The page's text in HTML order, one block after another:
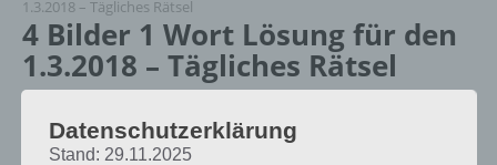
1.3.2018 – Tägliches Rätsel
4 Bilder 1 Wort Lösung für den
1.3.2018 – Tägliches Rätsel
28.02.2018
Datenschutzerklärung
Stand: 29.11.2025